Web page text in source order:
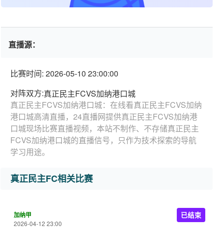
直播源：
比赛时间: 2026-05-10 23:00:00
对阵双方:真正民主FCVS加纳港口城
真正民主FCVS加纳港口城：在线看真正民主FCVS加纳
港口城高清直播，24直播网提供真正民主FCVS加纳港
口城现场比赛直播视频，本站不制作、不存储真正民主
FCVS加纳港口城的直播信号，只作为技术探索的导航
学习用途。
真正民主FC相关比赛
加纳甲
2026-04-12 23:00
已结束